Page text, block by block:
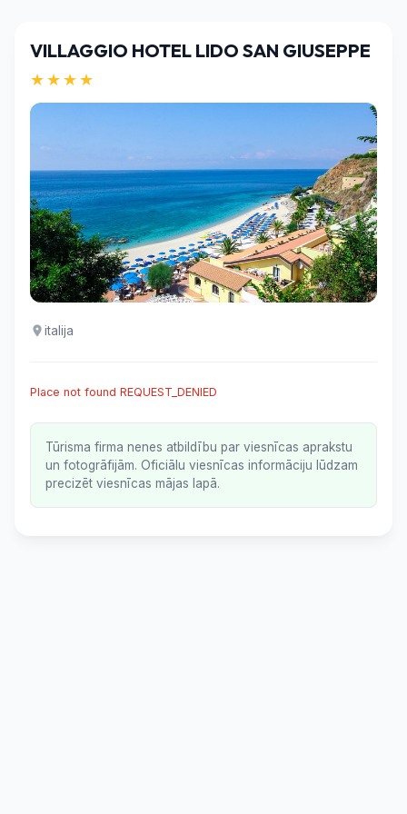
VILLAGGIO HOTEL LIDO SAN GIUSEPPE
★★★★
italija
Place not found REQUEST_DENIED
Tūrisma firma nenes atbildību par viesnīcas aprakstu
un fotogrāfijām. Oficiālu viesnīcas informāciju lūdzam
precizēt viesnīcas mājas lapā.